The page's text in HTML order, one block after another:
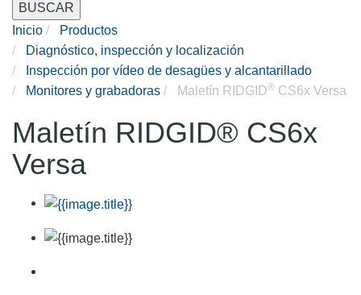
BUSCAR
Inicio
Productos
Diagnóstico, inspección y localización
Inspección por vídeo de desagües y alcantarillado
Monitores y grabadoras
Maletín RIDGID® CS6x Versa
Maletín RIDGID® CS6x
Versa